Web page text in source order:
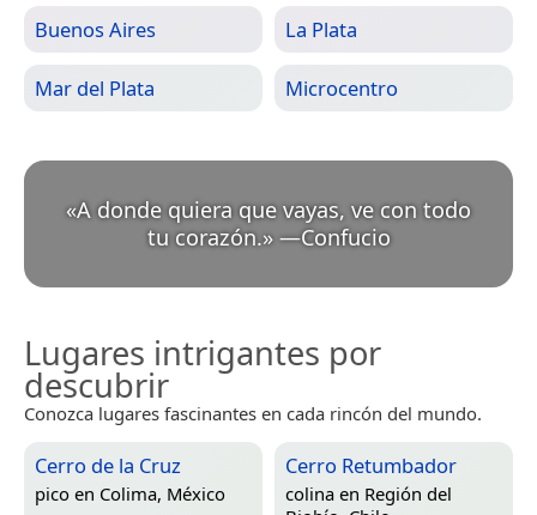
Buenos Aires La Plata
Mar del Plata Microcentro
«A donde quiera que vayas, ve con todo
tu corazón.» —Confucio
Lugares intrigantes por
descubrir
Conozca lugares fascinantes en cada rincón del mundo.
Cerro de la Cruz
pico en Colima, México
Cerro Retumbador
colina en Región del